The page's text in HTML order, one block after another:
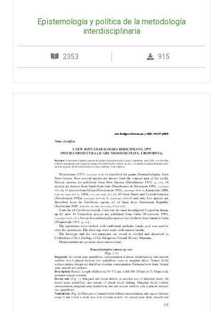
Epistemología y política de la metodología
interdisciplinaria
2353 915